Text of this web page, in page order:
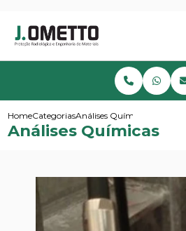
HomeCategoriasAnálises Químicas
Análises Químicas